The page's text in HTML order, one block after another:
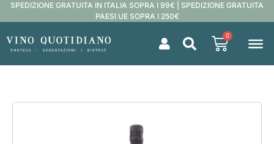
SPEDIZIONE GRATUITA IN ITALIA SOPRA I 99€ | SPEDIZIONE GRATUITA
PAESI UE SOPRA I 250€
0